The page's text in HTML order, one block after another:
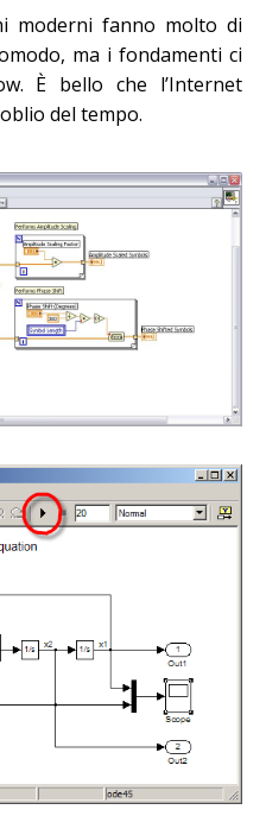
moderni fanno molto di
ma i fondamenti ci
È bello che l’Internet
del tempo.